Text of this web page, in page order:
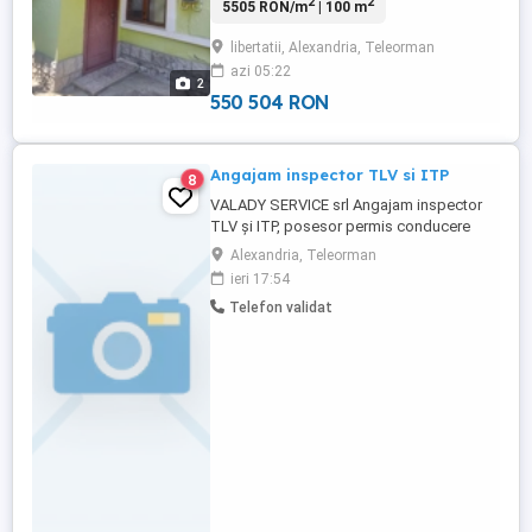
2
vanzare si curte afarenta 600 mp cu o
pe strada LIBERTATII , aproape de Liceul
Agricol . - SUPRAFATA TOTALA TEREN
612MP , CASA SUPRAFATA ...
5505 RON/m | 100 m
libertatii, Alexandria, Teleorman
azi 05:22
550 504 RON
8 Angajam inspector TLV si ITP
VALADY SERVICE srl Angajam inspector
TLV și ITP, posesor permis conducere
categorie B,C,sau D Nivelul minim de
pregătire pentru persoana care activeaza
in atelierul service TLV și ITP, în funcţie de
activităţile executate, este absolvent al
Alexandria, Teleorman
ieri 17:54
Telefon validat